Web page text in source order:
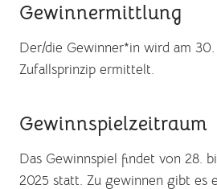
Gewinnermittlung
Der/die Gewinner*in wird am
Zufallsprinzip ermittelt.
Gewinnspielzeitraum
Das Gewinnspiel findet von 28.
2025 statt. Zu gewinnen gibt es